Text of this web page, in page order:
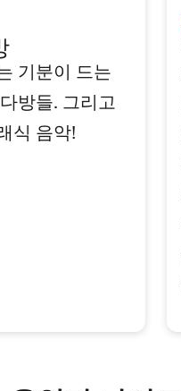
기분이 드는
방들. 그리고
식 음악!